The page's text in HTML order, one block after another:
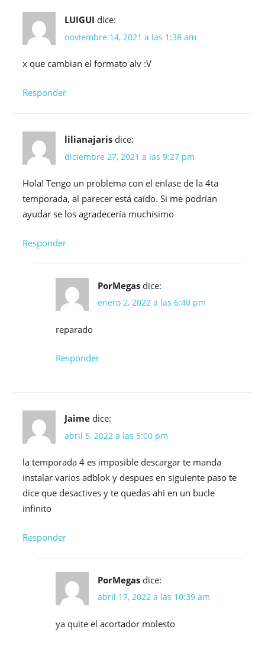
LUIGUI dice:
noviembre 14, 2021 a las 1:38 am
x que cambian el formato alv :V
Responder
lilianajaris dice:
diciembre 27, 2021 a las 9:27 pm
Hola! Tengo un problema con el enlase de la 4ta
temporada, al parecer está caído. Si me podrían
ayudar se los agradecería muchísimo
Responder
PorMegas dice:
enero 2, 2022 a las 6:40 pm
reparado
Responder
Jaime dice:
abril 5, 2022 a las 5:00 pm
la temporada 4 es imposible descargar te manda
instalar varios adblok y despues en siguiente paso te
dice que desactives y te quedas ahi en un bucle
infinito
Responder
PorMegas dice:
abril 17, 2022 a las 10:39 am
ya quite el acortador molesto